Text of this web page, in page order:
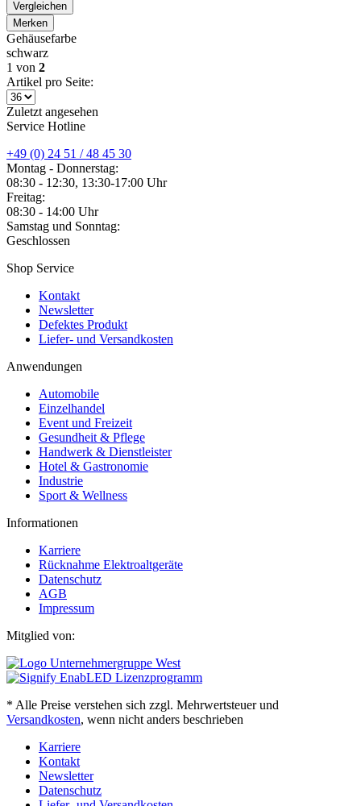
Vergleichen
Merken
Gehäusefarbe
schwarz
1 von 2
Artikel pro Seite:
Zuletzt angesehen
Service Hotline
+49 (0) 24 51 / 48 45 30
Montag - Donnerstag:
08:30 - 12:30, 13:30-17:00 Uhr
Freitag:
08:30 - 14:00 Uhr
Samstag und Sonntag:
Geschlossen
Shop Service
Kontakt
Newsletter
Defektes Produkt
Liefer- und Versandkosten
Anwendungen
Automobile
Einzelhandel
Event und Freizeit
Gesundheit & Pflege
Handwerk & Dienstleister
Hotel & Gastronomie
Industrie
Sport & Wellness
Informationen
Karriere
Rücknahme Elektroaltgeräte
Datenschutz
AGB
Impressum
Mitglied von:
* Alle Preise verstehen sich zzgl. Mehrwertsteuer und
Versandkosten, wenn nicht anders beschrieben
Karriere
Kontakt
Newsletter
Datenschutz